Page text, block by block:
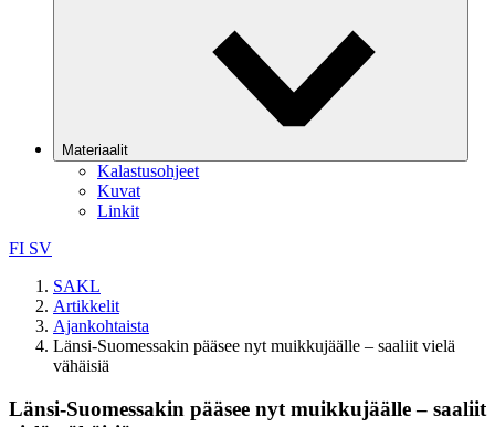
Materiaalit
Kalastusohjeet
Kuvat
Linkit
FI SV
SAKL
Artikkelit
Ajankohtaista
Länsi-Suomessakin pääsee nyt muikkujäälle – saaliit vielä
vähäisiä
Länsi-Suomessakin pääsee nyt muikkujäälle – saaliit